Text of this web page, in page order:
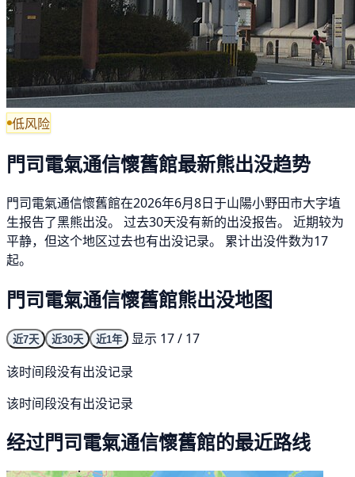
低风险
門司電氣通信懷舊館最新熊出没趋势
門司電氣通信懷舊館在2026年6月8日于山陽小野田市大字埴
生报告了黑熊出没。 过去30天没有新的出没报告。 近期较为
平静，但这个地区过去也有出没记录。 累计出没件数为17
起。
門司電氣通信懷舊館熊出没地图
近7天 近30天 近1年
显示 17 / 17
该时间段没有出没记录
该时间段没有出没记录
经过門司電氣通信懷舊館的最近路线